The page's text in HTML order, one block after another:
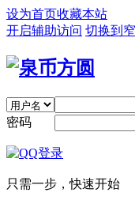
设为首页收藏本站
开启辅助访问 切换到
密码
只需一步，快速开始